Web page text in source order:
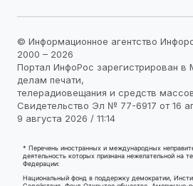
© Информационное агентство
2000 – 2026
Портал ИнфоРос зарегистрирован в
делам печати,
телерадиовещания и средств
Свидетельство Эл № 77-6917 от 16
9 августа 2026 / 11:14